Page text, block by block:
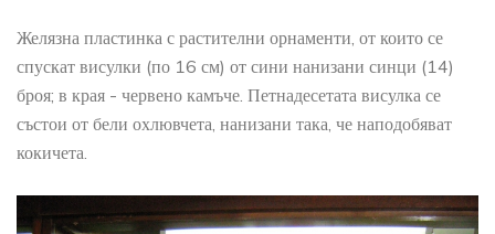
Желязна пластинка с растителни орнаменти, от които се
спускат висулки (по 16 см) от сини нанизани синци (14)
броя; в края - червено камъче. Петнадесетата висулка се
състои от бели охлювчета, нанизани така, че наподобяват
кокичета.